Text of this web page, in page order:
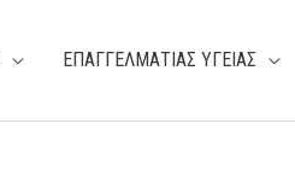
ΕΠΑΓΓΕΛΜΑΤΙΑΣ ΥΓΕΙΑΣ